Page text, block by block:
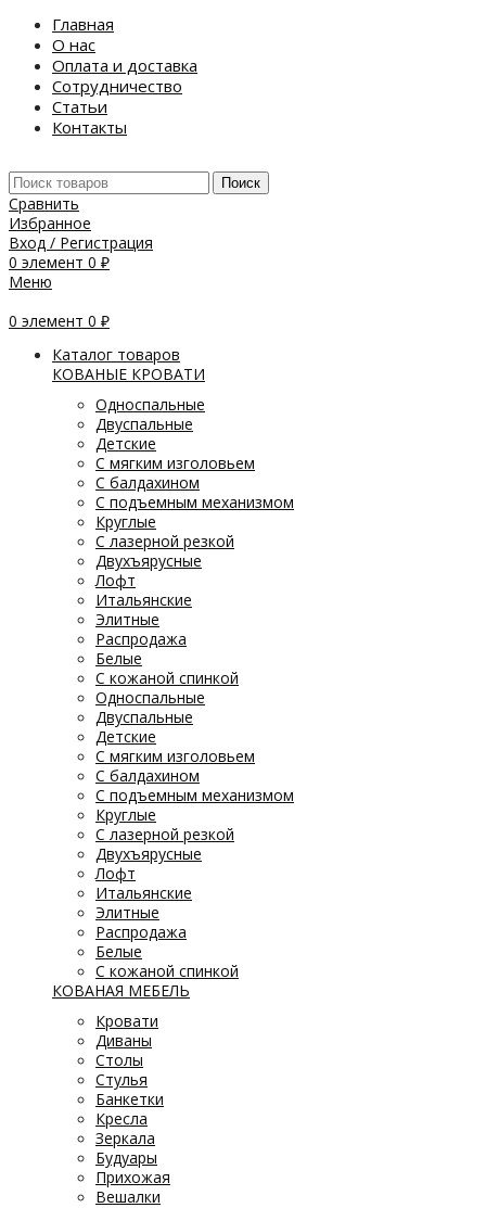
Главная
О нас
Оплата и доставка
Сотрудничество
Статьи
Контакты
Поиск
Сравнить
Избранное
Вход / Регистрация
0 элемент 0 ₽
Меню
0 элемент 0 ₽
Каталог товаров
КОВАНЫЕ КРОВАТИ
Односпальные
Двуспальные
Детские
С мягким изголовьем
С балдахином
С подъемным механизмом
Круглые
С лазерной резкой
Двухъярусные
Лофт
Итальянские
Элитные
Распродажа
Белые
С кожаной спинкой
Односпальные
Двуспальные
Детские
С мягким изголовьем
С балдахином
С подъемным механизмом
Круглые
С лазерной резкой
Двухъярусные
Лофт
Итальянские
Элитные
Распродажа
Белые
С кожаной спинкой
КОВАНАЯ МЕБЕЛЬ
Кровати
Диваны
Столы
Стулья
Банкетки
Кресла
Зеркала
Будуары
Прихожая
Вешалки